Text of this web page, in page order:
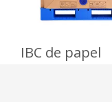
IBC de papel